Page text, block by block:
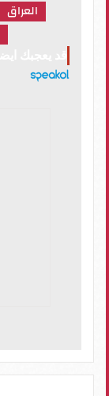
العراق